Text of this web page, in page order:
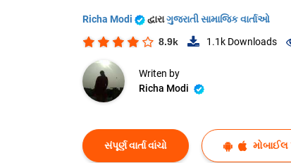
Richa Modi દ્વારાગુજરાતી સામાજિક વાર્તાઓ
8.9k 1.1k Downloads
Writen by
Richa Modi
સંપૂર્ણ વાર્તા વાંચો મોબાઈલ